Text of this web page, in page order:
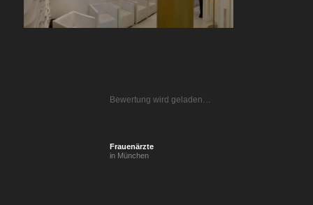
Bewertung wird geladen…
Frauenärzte
in München